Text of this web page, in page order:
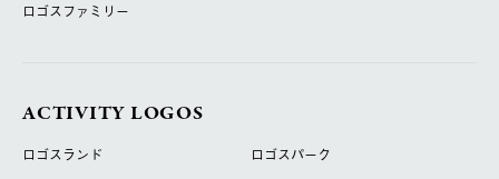
ロゴスファミリー
ACTIVITY LOGOS
ロゴスランド
ロゴスパーク